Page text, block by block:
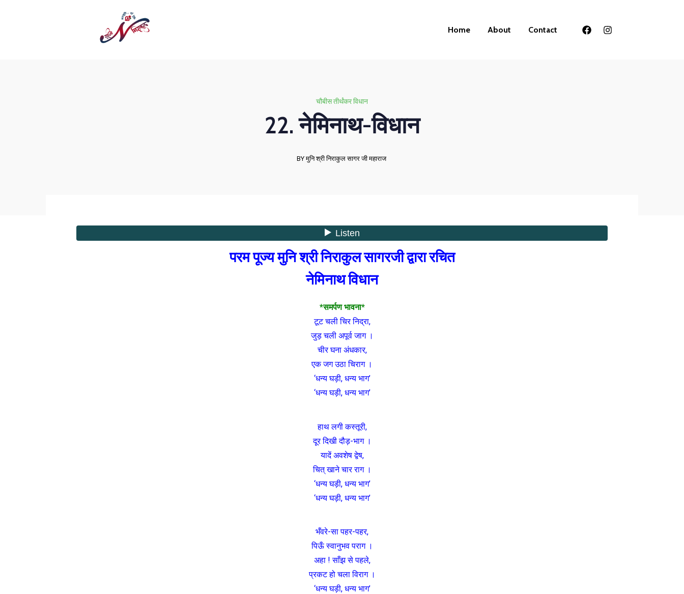
Home About Contact
चौबीस तीर्थंकर विधान
22. नेमिनाथ-विधान
BY मुनि श्री निराकुल सागर जी महाराज
परम पूज्य मुनि श्री निराकुल सागरजी द्वारा रचित
नेमिनाथ विधान
*समर्पण भावना*
टूट चली चिर निद्रा,
जुड़ चली अपूर्व जाग ।
चीर घना अंधकार,
एक जग उठा चिराग ।
‘धन्य घड़ी, धन्य भाग’
‘धन्य घड़ी, धन्य भाग’
हाथ लगी कस्तूरी,
दूर दिखी दौड़-भाग ।
यादें अवशेष द्वेष,
चित् खाने चार राग ।
‘धन्य घड़ी, धन्य भाग’
‘धन्य घड़ी, धन्य भाग’
भँवरे-सा पहर-पहर,
पिऊँ स्वानुभव पराग ।
अहा ! साँझ से पहले,
प्रकट हो चला विराग ।
‘धन्य घड़ी, धन्य भाग’